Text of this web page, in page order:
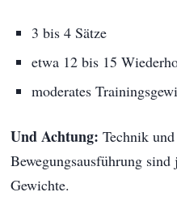
3 bis 4 Sätze
etwa 12 bis 15
moderates
Und Achtung: Technik
Bewegungsausführung
Gewichte.